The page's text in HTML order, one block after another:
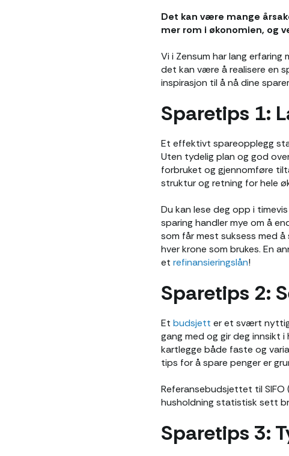
Det kan være mange
mer rom i økonomien, og
Vi i Zensum har lang
det kan være å realisere en
inspirasjon til å nå dine
Sparetips 1:
Et effektivt spareopplegg
Uten tydelig plan og god
forbruket og gjennomføre
struktur og retning for hele
Du kan lese deg opp i
sparing handler mye om å
som får mest suksess med
hver krone som brukes. En
et refinansieringslån!
Sparetips 2:
Et budsjett er et svært nyttig
gang med og gir deg innsikt
kartlegge både faste og
tips for å spare penger er
Referansebudsjettet til
husholdning statistisk sett
Sparetips 3: